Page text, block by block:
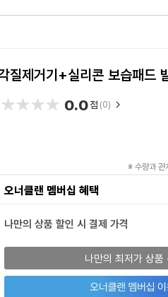
질제거기+실리콘 보습패드
0.0점 (0)
※ 수량과 관
오너클랜 멤버십 혜택
나만의 상품 할인 시 결제 가격
나만의 최저가 상품